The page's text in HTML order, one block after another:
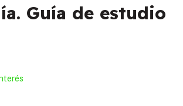
Guía de estudio